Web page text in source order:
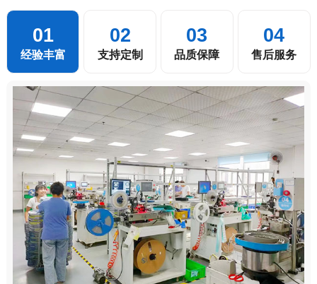
01
经验丰富
02
支持定制
03
品质保障
04
售后服务